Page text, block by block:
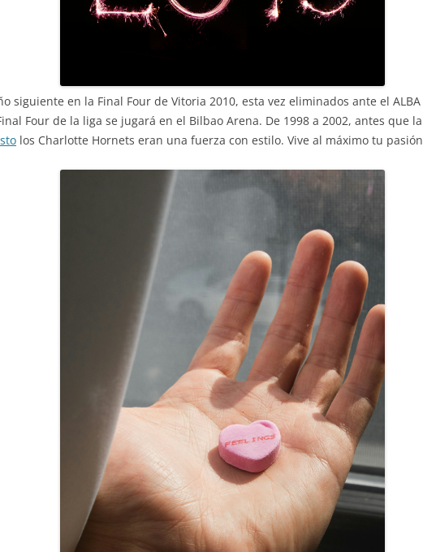
siguiente en la Final Four de Vitoria 2010, esta vez eliminados ante el
Four de la liga se jugará en el Bilbao Arena. De 1998 a 2002, antes que
los Charlotte Hornets eran una fuerza con estilo. Vive al máximo tu